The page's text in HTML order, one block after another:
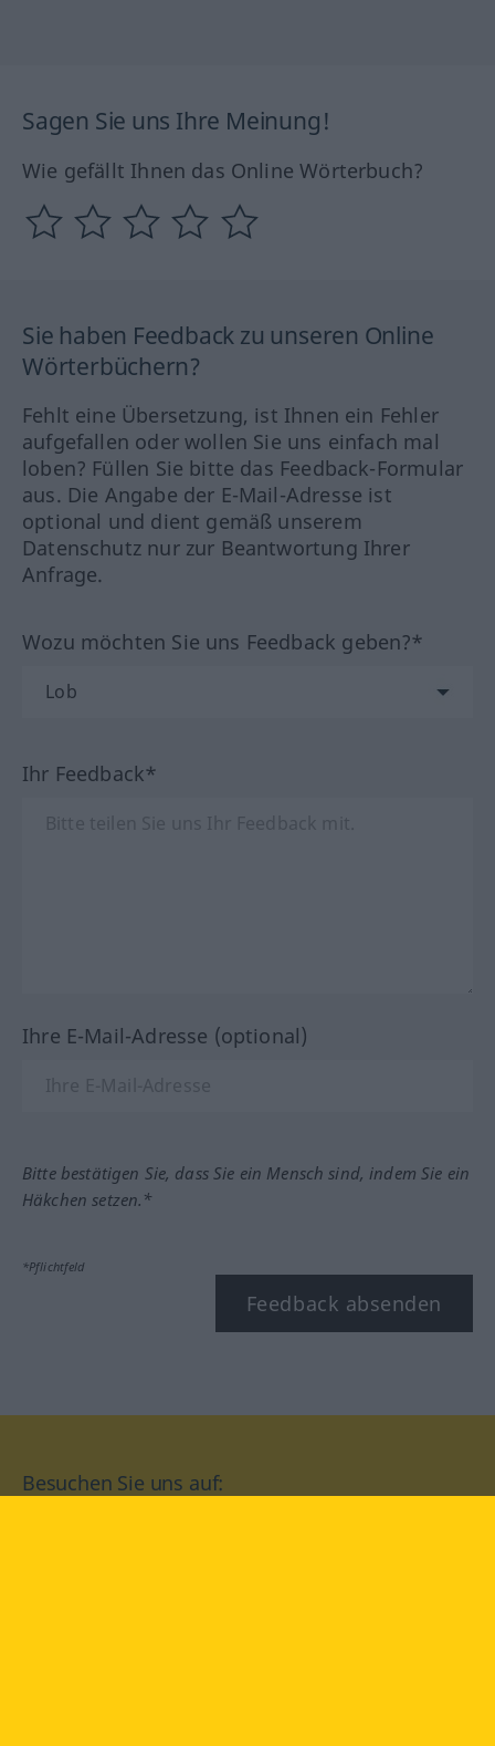
Sagen Sie uns Ihre Meinung!
Wie gefällt Ihnen das Online Wörterbuch?
Sie haben Feedback zu unseren Online
Wörterbüchern?
Fehlt eine Übersetzung, ist Ihnen ein Fehler
aufgefallen oder wollen Sie uns einfach mal
loben? Füllen Sie bitte das Feedback-Formular
aus. Die Angabe der E-Mail-Adresse ist
optional und dient gemäß unserem
Datenschutz nur zur Beantwortung Ihrer
Anfrage.
Wozu möchten Sie uns Feedback geben?*
Ihr Feedback*
Ihre E-Mail-Adresse (optional)
Bitte bestätigen Sie, dass Sie ein Mensch sind, indem Sie ein
Häkchen setzen.*
*Pflichtfeld
Feedback absenden
Besuchen Sie uns auf: